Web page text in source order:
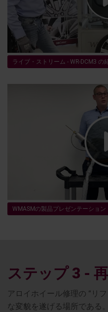
ライブ・ストリーム - WR-DCM3 の
WMASMの製品プレゼンテーション
ステップ 3 -
アロイホイール修理の “リ
な変貌を遂げる場所である